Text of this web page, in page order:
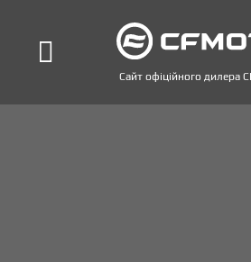
Сайт офіційного дилера